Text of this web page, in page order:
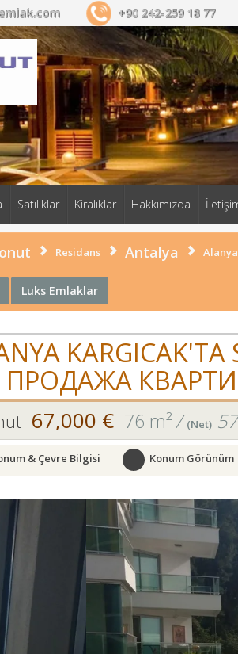
+90 242-259 18 77
Satılıklar Kiralıklar Hakkımızda
Residans Antalya Alanya
Luks Emlaklar
67,000 € 76 m²/(Net)57
& Çevre Bilgisi Konum Görünüm